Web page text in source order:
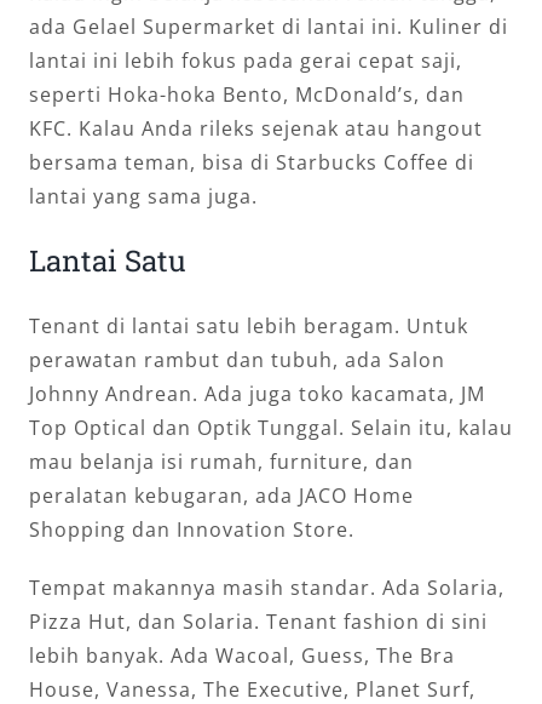
ada Gelael Supermarket di lantai ini. Kuliner di
lantai ini lebih fokus pada gerai cepat saji,
seperti Hoka-hoka Bento, McDonald’s, dan
KFC. Kalau Anda rileks sejenak atau hangout
bersama teman, bisa di Starbucks Coffee di
lantai yang sama juga.
Lantai Satu
Tenant di lantai satu lebih beragam. Untuk
perawatan rambut dan tubuh, ada Salon
Johnny Andrean. Ada juga toko kacamata, JM
Top Optical dan Optik Tunggal. Selain itu, kalau
mau belanja isi rumah, furniture, dan
peralatan kebugaran, ada JACO Home
Shopping dan Innovation Store.
Tempat makannya masih standar. Ada Solaria,
Pizza Hut, dan Solaria. Tenant fashion di sini
lebih banyak. Ada Wacoal, Guess, The Bra
House, Vanessa, The Executive, Planet Surf,